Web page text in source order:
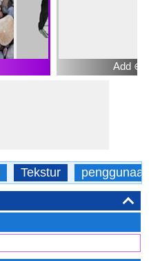
Add ⊕
Tekstur penggunaan